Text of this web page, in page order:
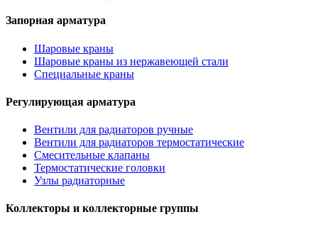
Запорная арматура
Шаровые краны
Шаровые краны из нержавеющей стали
Специальные краны
Регулирующая арматура
Вентили для радиаторов ручные
Вентили для радиаторов термостатические
Смесительные клапаны
Термостатические головки
Узлы радиаторные
Коллекторы и коллекторные группы